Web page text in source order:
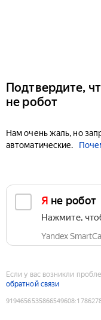
Подтвердите,
не робот
Нам очень жаль, но
автоматические.
Я не робот
Нажмите,
Yandex
Если у вас возникли
обратной связи
9194656535866549608: